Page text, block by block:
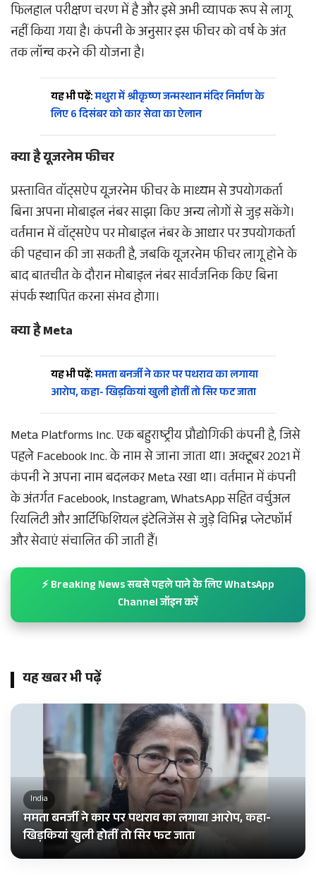
फिलहाल परीक्षण चरण में है और इसे अभी व्यापक रूप से लागू
नहीं किया गया है। कंपनी के अनुसार इस फीचर को वर्ष के अंत
तक लॉन्च करने की योजना है।
यह भी पढ़ें:मथुरा में श्रीकृष्ण जन्मस्थान मंदिर निर्माण के
लिए 6 दिसंबर को कार सेवा का ऐलान
क्या है यूजरनेम फीचर
प्रस्तावित वॉट्सऐप यूजरनेम फीचर के माध्यम से उपयोगकर्ता
बिना अपना मोबाइल नंबर साझा किए अन्य लोगों से जुड़ सकेंगे।
वर्तमान में वॉट्सऐप पर मोबाइल नंबर के आधार पर उपयोगकर्ता
की पहचान की जा सकती है, जबकि यूजरनेम फीचर लागू होने के
बाद बातचीत के दौरान मोबाइल नंबर सार्वजनिक किए बिना
संपर्क स्थापित करना संभव होगा।
क्या है Meta
यह भी पढ़ें:ममता बनर्जी ने कार पर पथराव का लगाया
आरोप, कहा- खिड़कियां खुली होतीं तो सिर फट जाता
Meta Platforms Inc. एक बहुराष्ट्रीय प्रौद्योगिकी कंपनी है, जिसे
पहले Facebook Inc. के नाम से जाना जाता था। अक्टूबर 2021 में
कंपनी ने अपना नाम बदलकर Meta रखा था। वर्तमान में कंपनी
के अंतर्गत Facebook, Instagram, WhatsApp सहित वर्चुअल
रियलिटी और आर्टिफिशियल इंटेलिजेंस से जुड़े विभिन्न प्लेटफॉर्म
और सेवाएं संचालित की जाती हैं।
⚡ Breaking News सबसे पहले पाने के लिए WhatsApp
Channel जॉइन करें
यह खबर भी पढ़ें
India
ममता बनर्जी ने कार पर पथराव का लगाया आरोप, कहा-
खिड़कियां खुली होतीं तो सिर फट जाता